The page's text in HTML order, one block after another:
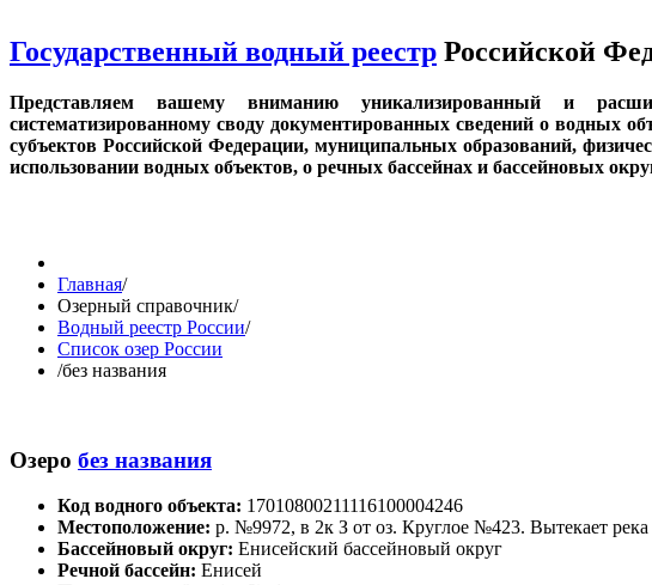
Государственный водный реестр Российской
Представляем вашему вниманию уникализированный и
систематизированному своду документированных сведений о водных
субъектов Российской Федерации, муниципальных образований,
использовании водных объектов, о речных бассейнах и бассейновых
Главная/
Озерный справочник/
Водный реестр России/
Список озер России
/без названия
Озеро без названия
Код водного объекта: 17010800211116100004246
Местоположение: р. №9972, в 2к З от оз. Круглое №423. Вытекает река
Бассейновый округ: Енисейский бассейновый округ
Речной бассейн: Енисей